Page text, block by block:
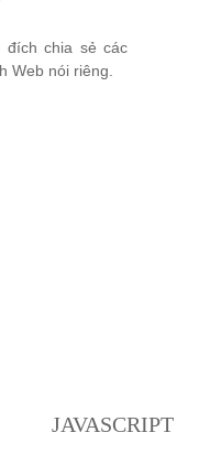
đích chia sẻ các
Web nói riêng.
JAVASCRIPT